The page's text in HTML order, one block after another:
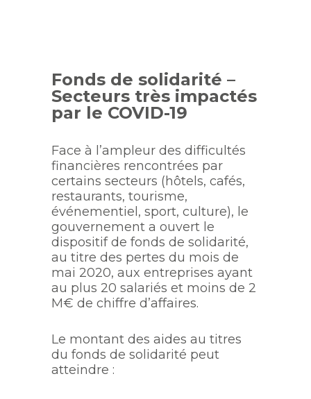
Fonds de solidarité –
Secteurs très impactés
par le COVID-19
Face à l’ampleur des difficultés
financières rencontrées par
certains secteurs (hôtels, cafés,
restaurants, tourisme,
événementiel, sport, culture), le
gouvernement a ouvert le
dispositif de fonds de solidarité,
au titre des pertes du mois de
mai 2020, aux entreprises ayant
au plus 20 salariés et moins de 2
M€ de chiffre d’affaires.
Le montant des aides au titres
du fonds de solidarité peut
atteindre :